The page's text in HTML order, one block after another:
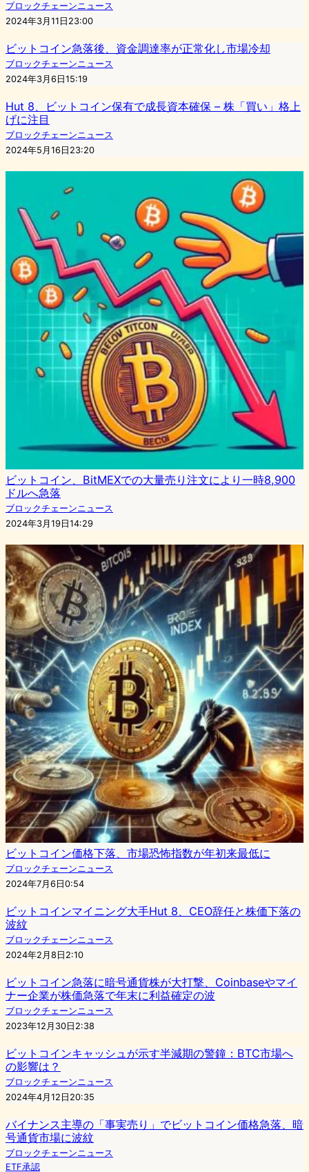
ブロックチェーンニュース
2024年3月11日23:00
ビットコイン急落後、資金調達率が正常化し市場冷却
ブロックチェーンニュース
2024年3月6日15:19
Hut 8、ビットコイン保有で成長資本確保 – 株「買い」格上
げに注目
ブロックチェーンニュース
2024年5月16日23:20
ビットコイン、BitMEXでの大量売り注文により一時8,900
ドルへ急落
ブロックチェーンニュース
2024年3月19日14:29
ビットコイン価格下落、市場恐怖指数が年初来最低に
ブロックチェーンニュース
2024年7月6日0:54
ビットコインマイニング大手Hut 8、CEO辞任と株価下落の
波紋
ブロックチェーンニュース
2024年2月8日2:10
ビットコイン急落に暗号通貨株が大打撃、Coinbaseやマイ
ナー企業が株価急落で年末に利益確定の波
ブロックチェーンニュース
2023年12月30日2:38
ビットコインキャッシュが示す半減期の警鐘：BTC市場へ
の影響は？
ブロックチェーンニュース
2024年4月12日20:35
バイナンス主導の「事実売り」でビットコイン価格急落、暗
号通貨市場に波紋
ブロックチェーンニュース
ETF承認